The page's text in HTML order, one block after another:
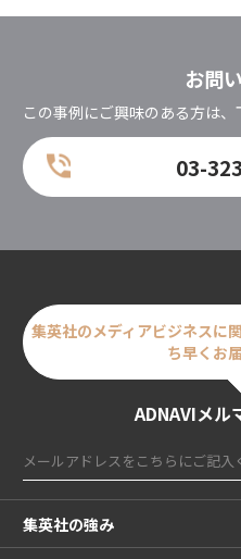
お問
この事例にご興味のある方は、
03-
集英社のメディアビジネスに
ち早くお
ADNAVIメル
集英社の強み